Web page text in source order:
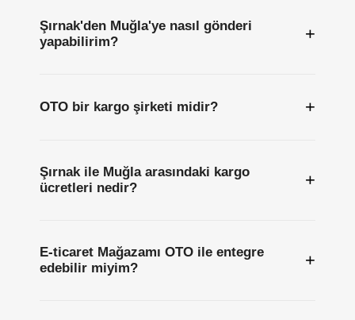
Şırnak'den Muğla'ye nasıl gönderi
yapabilirim?
+
OTO bir kargo şirketi midir? +
Şırnak ile Muğla arasındaki kargo
ücretleri nedir?
+
E-ticaret Mağazamı OTO ile entegre
edebilir miyim?
+